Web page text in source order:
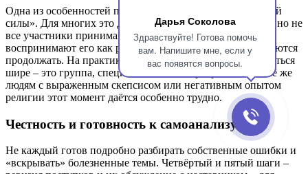
Дарья Соколова
Здравствуйте! Готова помочь
вам. Напишите мне, если у
вас появятся вопросы.
Одна из особенностей программы – упоминание «высшей
силы». Для многих это духовная или религиозная опора, но не
все участники принимают такой подход. Некоторые
воспринимают его как религиозное давление и отказываются
продолжать. На практике «высшая сила» может трактоваться
шире – это группа, специалисты, сама программа. Но всё же
людям с выраженным скепсисом или негативным опытом
религии этот момент даётся особенно трудно.
Честность и готовность к самоанализу
Не каждый готов подробно разбирать собственные ошибки и
«вскрывать» болезненные темы. Четвёртый и пятый шаги –